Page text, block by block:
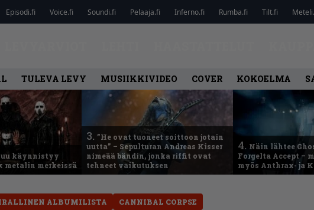
Episodi.fi Voice.fi Soundi.fi Pelaaja.fi Inferno.fi Rumba.fi Tilt.fi
TULEVA LEVY MUSIIKKIVIDEO COVER KOKOELMA
käynnistyy
metalin merkeissä
3. ”He ovat tuoneet soittoon jotain
uutta” – Sepulturan Andreas Kisser
nimeää bändin, jonka riffit ovat
tehneet vaikutuksen
4. Näin lähtee
Forgelta Accept –
myös Anthrax- ja
ALBUMILISTA CANNIBAL CORPSE